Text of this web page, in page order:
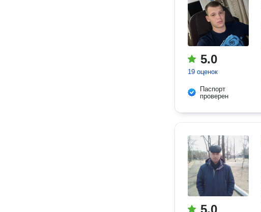
5.0
19 оценок
Паспорт
проверен
5.0